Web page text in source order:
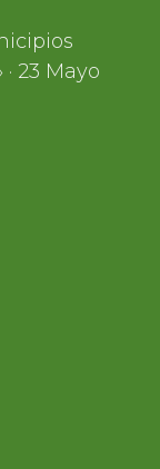
23 Mayo